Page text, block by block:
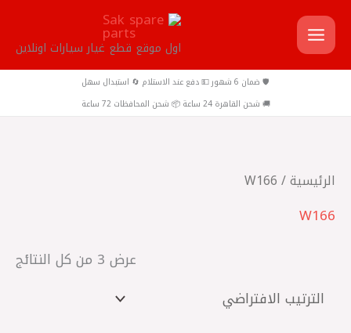
تخطي
إلى
المحتوى
اول موقع قطع غيار سيارات اونلاين
🛡️ ضمان 6 شهور 💵 دفع عند الاستلام 🔄 استبدال سهل
🚚 شحن القاهرة 24 ساعة 📦 شحن المحافظات 72 ساعة
الرئيسية/ W166
W166
عرض ⁦3⁩ من كل النتائج